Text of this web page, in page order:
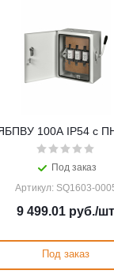
100А IP54 с
Под заказ
Артикул: SQ1603-
9 499.01 руб./шт
Под заказ